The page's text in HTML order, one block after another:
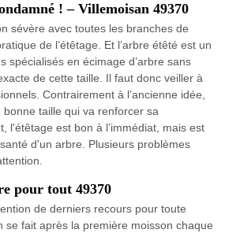
! – Villemoisan 49370
sévère avec toutes les branches de
de l’étêtage. Et l’arbre étêté est un
spécialisés en écimage d’arbre sans
de cette taille. Il faut donc veiller à
Contrairement à l’ancienne idée,
bonne taille qui va renforcer sa
l'étêtage est bon à l’immédiat, mais est
d'un arbre. Plusieurs problèmes
pour tout 49370
de derniers recours pour toute
se fait après la première moisson chaque